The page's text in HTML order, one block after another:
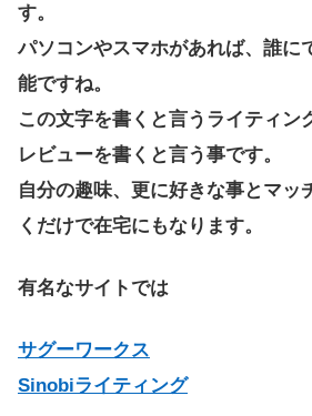
す。
パソコンやスマホがあれば、誰に
能ですね。
この文字を書くと言うライティン
レビューを書くと言う事です。
自分の趣味、更に好きな事とマッ
くだけで在宅にもなります。
有名なサイトでは
サグーワークス
Sinobiライティング